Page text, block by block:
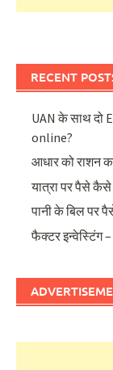
RECENT
UAN के साथ दो
online?
आधार को राशन
यात्रा पर पैसे कैसे
पानी के बिल पर
फैक्टर इन्वेस्टिंग